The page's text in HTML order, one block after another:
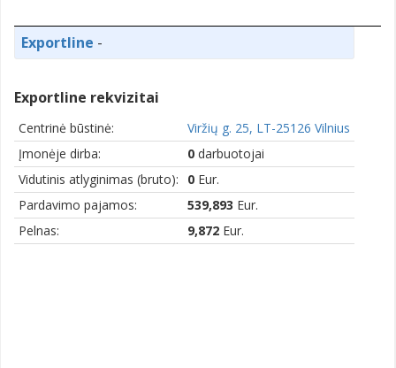
Exportline -
Exportline rekvizitai
Centrinė būstinė:
Viržių g. 25, LT-25126 Vilnius
Įmonėje dirba:
0 darbuotojai
Vidutinis atlyginimas (bruto):
0 Eur.
Pardavimo pajamos:
539,893 Eur.
Pelnas:
9,872 Eur.